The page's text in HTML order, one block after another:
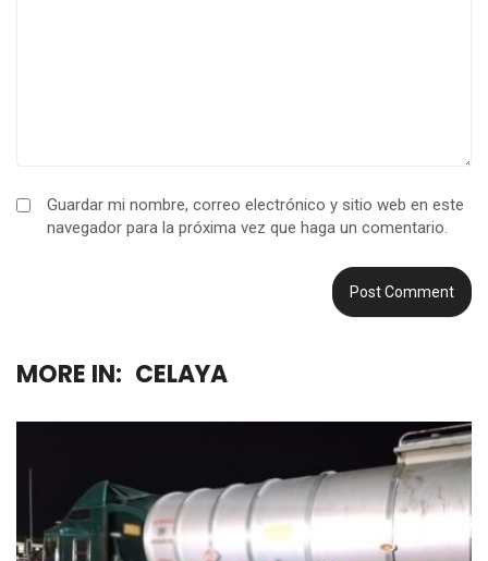
Guardar mi nombre, correo electrónico y sitio web en este
navegador para la próxima vez que haga un comentario.
MORE IN: CELAYA